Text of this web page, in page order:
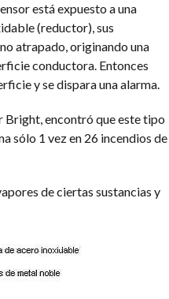
está expuesto a una
(reductor), sus
atrapado, originando una
conductora. Entonces
y se dispara una alarma.
Bright, encontró que este tipo
sólo 1 vez en 26 incendios de
de ciertas sustancias y